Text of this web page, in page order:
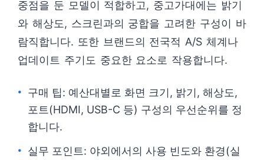
중점을 둔 모델이 적합하고, 중고가대에는 밝기
와 해상도, 스크린과의 궁합을 고려한 구성이 바
람직합니다. 또한 브랜드의 전국적 A/S 체계나
업데이트 주기도 중요한 요소로 작용합니다.
구매 팁: 예산대별로 화면 크기, 밝기, 해상도,
포트(HDMI, USB-C 등) 구성의 우선순위를 정
합니다.
실무 포인트: 야외에서의 사용 빈도와 환경(실